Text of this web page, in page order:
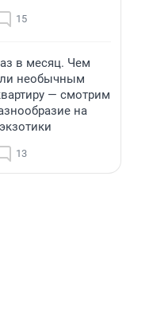
15
в месяц. Чем
необычным
— смотрим
на
13